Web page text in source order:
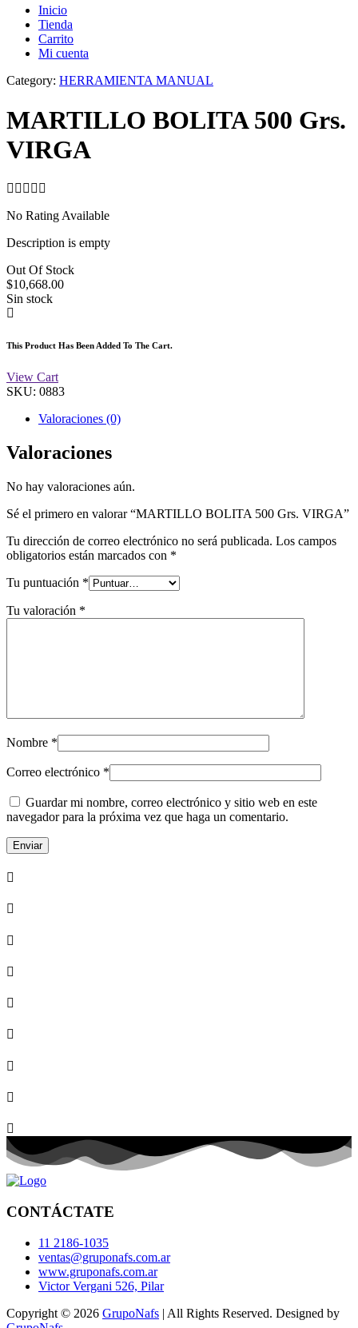
Inicio
Tienda
Carrito
Mi cuenta
Category: HERRAMIENTA MANUAL
MARTILLO BOLITA 500 Grs.
VIRGA
No Rating Available
Description is empty
Out Of Stock
$10,668.00
Sin stock
This Product Has Been Added To The Cart.
View Cart
SKU: 0883
Valoraciones (0)
Valoraciones
No hay valoraciones aún.
Sé el primero en valorar “MARTILLO BOLITA 500 Grs. VIRGA”
Tu dirección de correo electrónico no será publicada. Los campos
obligatorios están marcados con *
Tu puntuación *
Tu valoración *
Nombre *
Correo electrónico *
Guardar mi nombre, correo electrónico y sitio web en este
navegador para la próxima vez que haga un comentario.
CONTÁCTATE
11 2186-1035
ventas@gruponafs.com.ar
www.gruponafs.com.ar
Victor Vergani 526, Pilar
Copyright © 2026 GrupoNafs | All Rights Reserved. Designed by